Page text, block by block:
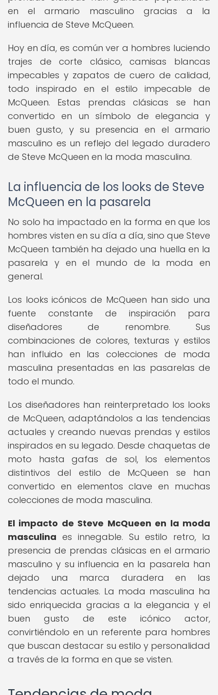
en el armario masculino gracias a la
influencia de Steve McQueen.
Hoy en día, es común ver a hombres luciendo
trajes de corte clásico, camisas blancas
impecables y zapatos de cuero de calidad,
todo inspirado en el estilo impecable de
McQueen. Estas prendas clásicas se han
convertido en un símbolo de elegancia y
buen gusto, y su presencia en el armario
masculino es un reflejo del legado duradero
de Steve McQueen en la moda masculina.
La influencia de los looks de Steve
McQueen en la pasarela
No solo ha impactado en la forma en que los
hombres visten en su día a día, sino que Steve
McQueen también ha dejado una huella en la
pasarela y en el mundo de la moda en
general.
Los looks icónicos de McQueen han sido una
fuente constante de inspiración para
diseñadores de renombre. Sus
combinaciones de colores, texturas y estilos
han influido en las colecciones de moda
masculina presentadas en las pasarelas de
todo el mundo.
Los diseñadores han reinterpretado los looks
de McQueen, adaptándolos a las tendencias
actuales y creando nuevas prendas y estilos
inspirados en su legado. Desde chaquetas de
moto hasta gafas de sol, los elementos
distintivos del estilo de McQueen se han
convertido en elementos clave en muchas
colecciones de moda masculina.
El impacto de Steve McQueen en la moda
masculina es innegable. Su estilo retro, la
presencia de prendas clásicas en el armario
masculino y su influencia en la pasarela han
dejado una marca duradera en las
tendencias actuales. La moda masculina ha
sido enriquecida gracias a la elegancia y el
buen gusto de este icónico actor,
convirtiéndolo en un referente para hombres
que buscan destacar su estilo y personalidad
a través de la forma en que se visten.